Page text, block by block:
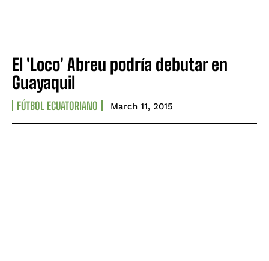
El 'Loco' Abreu podría debutar en
Guayaquil
FÚTBOL ECUATORIANO March 11, 2015